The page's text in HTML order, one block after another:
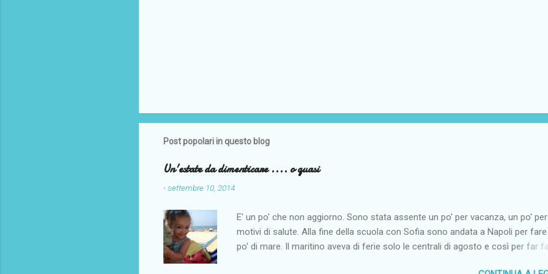
Post popolari in questo blog
Un'estate da dimenticare .... o quasi
-settembre 10, 2014
E' un po' che non aggiorno. Sono stata assente un po' per vacanza, un po' per
motivi di salute. Alla fine della scuola con Sofia sono andata a Napoli per fare
po' di mare. Il maritino aveva di ferie solo le centrali di agosto e così per far